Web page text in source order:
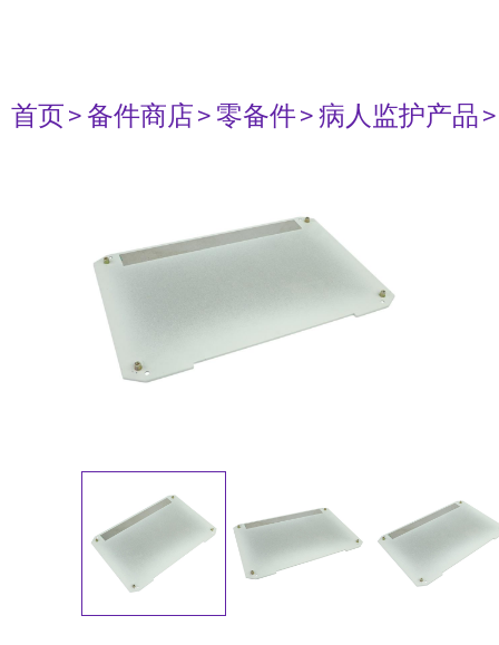
首页> 备件商店> 零备件> 病人监护产品